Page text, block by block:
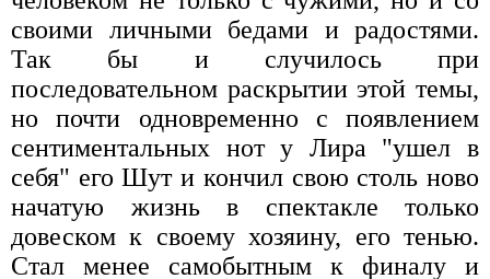
своими личными бедами и радостями.
Так бы и случилось при
последовательном раскрытии этой темы,
но почти одновременно с появлением
сентиментальных нот у Лира "ушел в
себя" его Шут и кончил свою столь ново
начатую жизнь в спектакле только
довеском к своему хозяину, его тенью.
Стал менее самобытным к финалу и